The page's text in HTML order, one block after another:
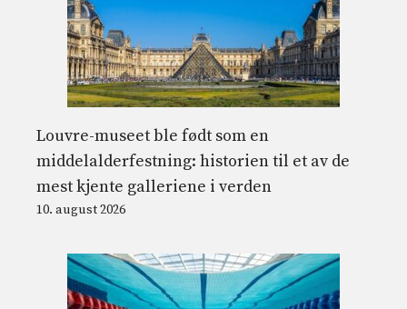
Louvre-museet ble født som en
middelalderfestning: historien til et av de
mest kjente galleriene i verden
10. august 2026